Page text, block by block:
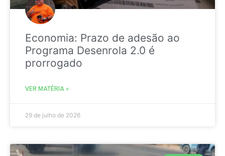
Economia: Prazo de adesão ao
Programa Desenrola 2.0 é
prorrogado
VER MATÉRIA »
29 de julho de 2026